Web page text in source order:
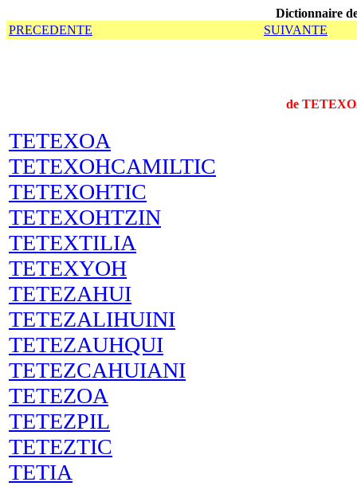
Dictionnaire
PRECEDENTE
SUIVANTE
de
TETEXOA
TETEXOHCAMILTIC
TETEXOHTIC
TETEXOHTZIN
TETEXTILIA
TETEXYOH
TETEZAHUI
TETEZALIHUINI
TETEZAUHQUI
TETEZCAHUIANI
TETEZOA
TETEZPIL
TETEZTIC
TETIA